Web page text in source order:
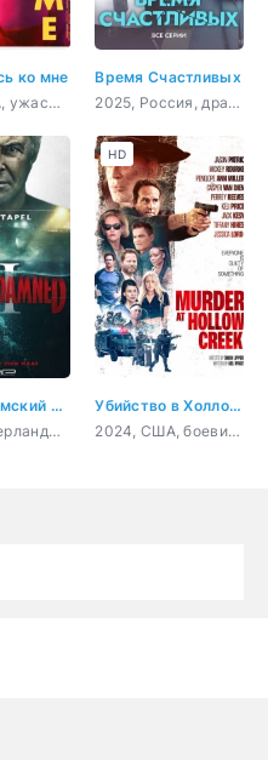
ко мне
2025, США, ужасы, фантастика, драма, комедия
Время Счастливых
2025, Россия, драма, комедия
Амстердамский кошмар 2
2025, Нидерланды, ужасы, боевик, триллер
Убийство в Холлоу Крик
2024, США, боевик, триллер, комедия
HD